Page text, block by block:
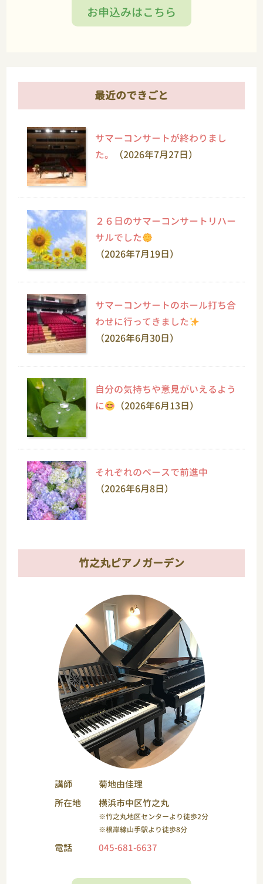
お申込みはこちら
最近のできごと
サマーコンサートが終わりまし
た。
（2026年7月27日）
２６日のサマーコンサートリハー
サルでした
（2026年7月19日）
サマーコンサートのホール打ち合
わせに行ってきました
（2026年6月30日）
自分の気持ちや意見がいえるよう
に
（2026年6月13日）
それぞれのペースで前進中
（2026年6月8日）
竹之丸ピアノガーデン
講師
菊地由佳理
所在地
横浜市中区竹之丸
※竹之丸地区センターより徒歩2分
※根岸線山手駅より徒歩8分
電話 045-681-6637